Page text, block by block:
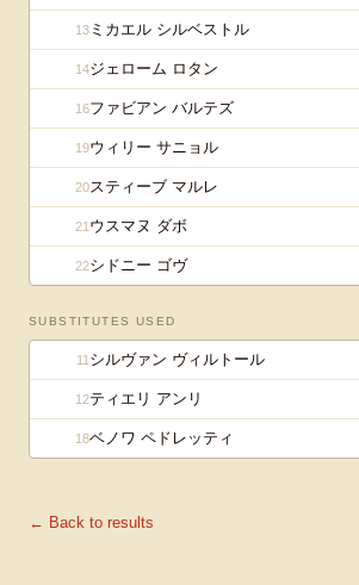
13 ミカエル シルベストル
14ジェローム ロタン
16ファビアン バルテズ
19ウィリー サニョル
20スティーブ マルレ
21 ウスマヌ ダボ
22シドニー ゴヴ
SUBSTITUTES USED
11 シルヴァン ヴィルトール
12ティエリ アンリ
18ベノワ ペドレッティ
← Back to results